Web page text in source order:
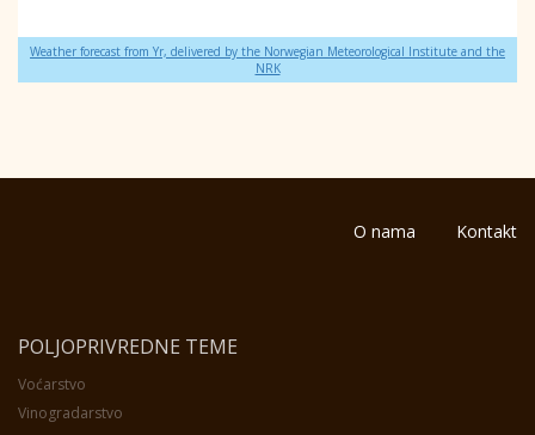
Weather forecast from Yr, delivered by the Norwegian Meteorological Institute and the
NRK
O nama Kontakt
POLJOPRIVREDNE TEME
Voćarstvo
Vinogradarstvo